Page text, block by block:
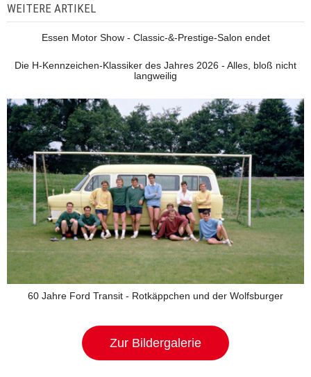
WEITERE ARTIKEL
Essen Motor Show - Classic-&-Prestige-Salon endet
Die H-Kennzeichen-Klassiker des Jahres 2026 - Alles, bloß nicht
langweilig
60 Jahre Ford Transit - Rotkäppchen und der Wolfsburger
Zur Bildergalerie